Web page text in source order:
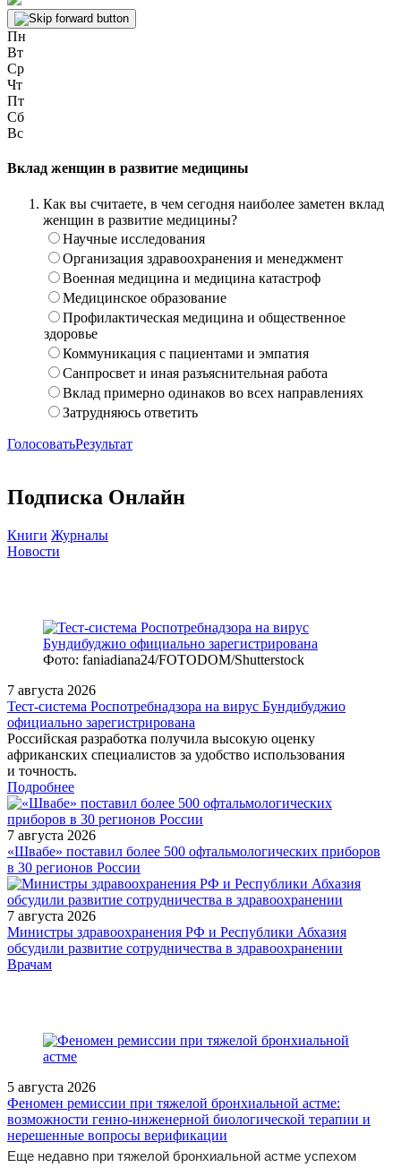
Пн
Вт
Ср
Чт
Пт
Сб
Вс
Вклад женщин в развитие медицины
Как вы считаете, в чем сегодня наиболее заметен вклад
женщин в развитие медицины?
Научные исследования
Организация здравоохранения и менеджмент
Военная медицина и медицина катастроф
Медицинское образование
Профилактическая медицина и общественное
здоровье
Коммуникация с пациентами и эмпатия
Санпросвет и иная разъяснительная работа
Вклад примерно одинаков во всех направлениях
Затрудняюсь ответить
ГолосоватьРезультат
Подписка Онлайн
Книги Журналы
Новости
Фото: faniadiana24/FOTODOM/Shutterstock
7 августа 2026
Тест‑система Роспотребнадзора на вирус Бундибуджио
официально зарегистрирована
Российская разработка получила высокую оценку
африканских специалистов за удобство использования
и точность.
Подробнее
7 августа 2026
«Швабе» поставил более 500 офтальмологических приборов
в 30 регионов России
7 августа 2026
Министры здравоохранения РФ и Республики Абхазия
обсудили развитие сотрудничества в здравоохранении
/legislation/other/Postanovlenie-Glavnogo-gosudarstvennogo-
Врачам
5 августа 2026
Феномен ремиссии при тяжелой бронхиальной астме:
возможности генно-инженерной биологической терапии и
нерешенные вопросы верификации
Еще недавно при тяжелой бронхиальной астме успехом